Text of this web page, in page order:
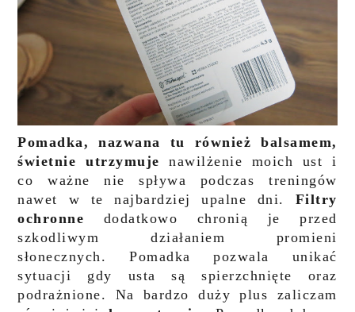
Pomadka, nazwana tu również balsamem,
świetnie utrzymuje nawilżenie moich ust i
co ważne nie spływa podczas treningów
nawet w te najbardziej upalne dni. Filtry
ochronne dodatkowo chronią je przed
szkodliwym działaniem promieni
słonecznych. Pomadka pozwala unikać
sytuacji gdy usta są spierzchnięte oraz
podrażnione. Na bardzo duży plus zaliczam